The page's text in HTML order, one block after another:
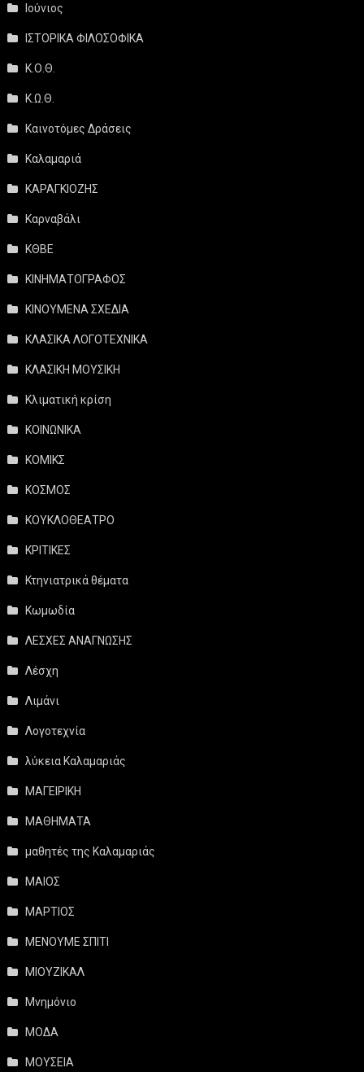
Ιούνιος
ΙΣΤΟΡΙΚΑ ΦΙΛΟΣΟΦΙΚΑ
Κ.Ο.Θ.
Κ.Ω.Θ.
Καινοτόμες Δράσεις
Καλαμαριά
ΚΑΡΑΓΚΙΟΖΗΣ
Καρναβάλι
ΚΘΒΕ
ΚΙΝΗΜΑΤΟΓΡΑΦΟΣ
ΚΙΝΟΥΜΕΝΑ ΣΧΕΔΙΑ
ΚΛΑΣΙΚΑ ΛΟΓΟΤΕΧΝΙΚΑ
ΚΛΑΣΙΚΗ ΜΟΥΣΙΚΗ
Κλιματική κρίση
ΚΟΙΝΩΝΙΚΑ
ΚΟΜΙΚΣ
ΚΟΣΜΟΣ
ΚΟΥΚΛΟΘΕΑΤΡΟ
ΚΡΙΤΙΚΕΣ
Κτηνιατρικά θέματα
Κωμωδία
ΛΕΣΧΕΣ ΑΝΑΓΝΩΣΗΣ
Λέσχη
Λιμάνι
Λογοτεχνία
λύκεια Καλαμαριάς
ΜΑΓΕΙΡΙΚΗ
ΜΑΘΗΜΑΤΑ
μαθητές της Καλαμαριάς
ΜΑΙΟΣ
ΜΑΡΤΙΟΣ
ΜΕΝΟΥΜΕ ΣΠΙΤΙ
ΜΙΟΥΖΙΚΑΛ
Μνημόνιο
ΜΟΔΑ
ΜΟΥΣΕΙΑ